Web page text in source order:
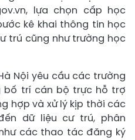
lựa chọn cấp học
kê khai thông tin học
trú cũng như trường học
Nội yêu cầu các trường
bố trí cán bộ trực hỗ trợ
hợp và xử lý kịp thời các
dữ liệu cư trú, phân
các thao tác đăng ký